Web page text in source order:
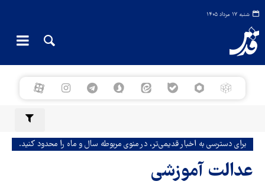
شنبه ۱۷ مرداد ۱۴۰۵
برای دسترسی به اخبار قدیمی‌تر، در منوی مربوطه سال و ماه را محدود کنید.
عدالت آموزشی